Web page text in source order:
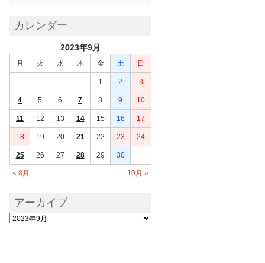
カレンダー
2023年9月
月 火 水 木 金 土 日
1 2 3
4 5 6 7 8 9 10
11 12 13 14 15 16 17
18 19 20 21 22 23 24
25 26 27 28 29 30
« 8月 10月 »
アーカイブ